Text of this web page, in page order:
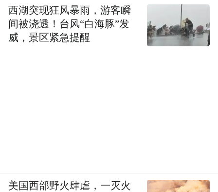
西湖突现狂风暴雨，游客瞬
间被浇透！台风“白海豚”发
威，景区紧急提醒
美国西部野火肆虐，一灭火